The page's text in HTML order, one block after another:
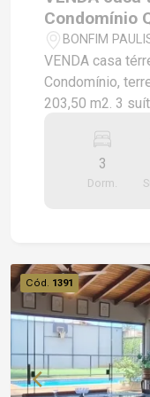
Condomínio
BONFIM
VENDA casa
Condomínio,
203,50 m2. 3
hidro e
persiana
armários
3
Dorm.
Cód. 1391